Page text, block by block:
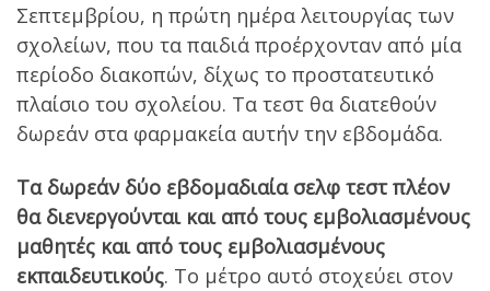
Σεπτεμβρίου, η πρώτη ημέρα λειτουργίας των
σχολείων, που τα παιδιά προέρχονταν από μία
περίοδο διακοπών, δίχως το προστατευτικό
πλαίσιο του σχολείου. Τα τεστ θα διατεθούν
δωρεάν στα φαρμακεία αυτήν την εβδομάδα.
Τα δωρεάν δύο εβδομαδιαία σελφ τεστ πλέον
θα διενεργούνται και από τους εμβολιασμένους
μαθητές και από τους εμβολιασμένους
εκπαιδευτικούς. Το μέτρο αυτό στοχεύει στον